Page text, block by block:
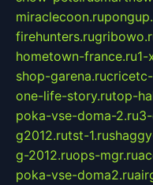
miraclecoon.ru
firehunters.ru
hometown-france.ru
shop-garena.ru
one-life-story.rutop-
poka-vse-doma-2.ru
g2012.rutst-1.ru
g-2012.ruops-mgr.ru
poka-vse-doma2.ru